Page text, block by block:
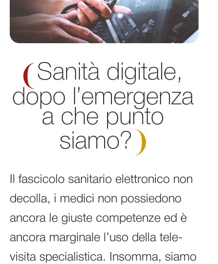
Sanità digitale,
dopo l’emergenza
a che punto
siamo?
Il fascicolo sanitario elettronico non
decolla, i medici non possiedono
ancora le giuste competenze ed è
ancora marginale l’uso della tele-
visita specialistica. Insomma, siamo